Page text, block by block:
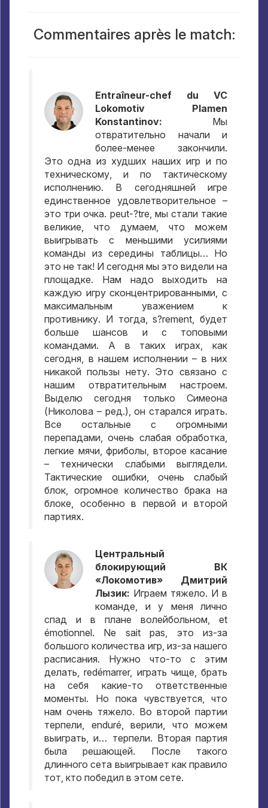
Commentaires après le match:
Entraîneur-chef du VC
Lokomotiv Plamen
Konstantinov: Мы
отвратительно начали и
более-менее закончили.
Это одна из худших наших игр и по
техническому, и по тактическому
исполнению. В сегодняшней игре
единственное удовлетворительное –
это три очка. peut-?tre, мы стали такие
великие, что думаем, что можем
выигрывать с меньшими усилиями
команды из середины таблицы… Но
это не так! И сегодня мы это видели на
площадке. Нам надо выходить на
каждую игру сконцентрированными,с
максимальным уважением к
противнику. И тогда, s?rement, будет
больше шансов и с топовыми
командами. А в таких играх,как
сегодня, в нашем исполнении – в них
никакой пользы нету. Это связано с
нашим отвратительным настроем.
Выделю сегодня только Симеона
(Николова – ред.),он старался играть.
Все остальные с огромными
перепадами,очень слабая обработка,
легкие мячи, фриболы, второе касание
– технически слабыми выглядели.
Тактические ошибки,очень слабый
блок, огромное количество брака на
блоке, особенно в первой и второй
партиях.
Центральный
блокирующий ВК
«Локомотив» Дмитрий
Лызик: Играем тяжело. И в
команде, и у меня лично
спад и в плане волейбольном, et
émotionnel. Ne sait pas, это из-за
большого количества игр, из-за нашего
расписания. Нужно что-то с этим
делать, redémarrer, играть чище, брать
на себя какие-то ответственные
моменты. Но пока чувствуется, что
нам очень тяжело. Во второй партии
терпели, enduré, верили, что можем
выиграть,и… терпели. Вторая партия
была решающей. После такого
длинного сета выигрывает как правило
тот, кто победил в этом сете.